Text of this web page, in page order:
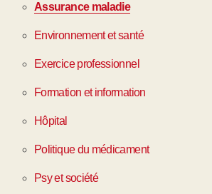
Assurance maladie
Environnement et santé
Exercice professionnel
Formation et information
Hôpital
Politique du médicament
Psy et société